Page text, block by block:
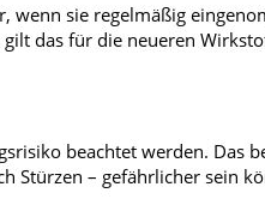
wenn sie regelmäßig
das für die neueren
beachtet werden. Das
Stürzen – gefährlicher sein